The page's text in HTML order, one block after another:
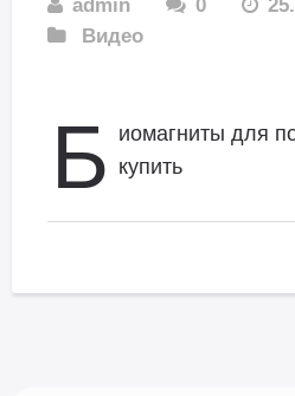
admin 0
Видео
Б иомагниты для
купить